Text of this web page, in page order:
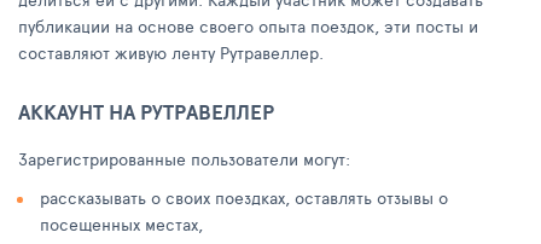
публикации на основе своего опыта поездок, эти посты и
составляют живую ленту Рутравеллер.
АККАУНТ НА РУТРАВЕЛЛЕР
Зарегистрированные пользователи могут:
рассказывать о своих поездках, оставлять отзывы о
посещенных местах,